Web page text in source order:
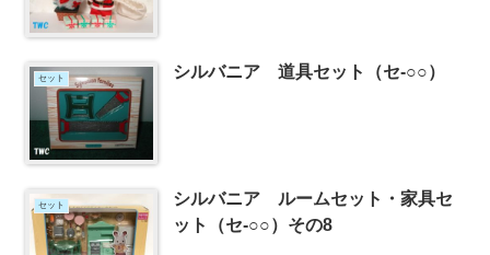
セット シルバニア 道具セット（セ-○○）
セット
シルバニア ルームセット・家具セ
ット（セ-○○）その8